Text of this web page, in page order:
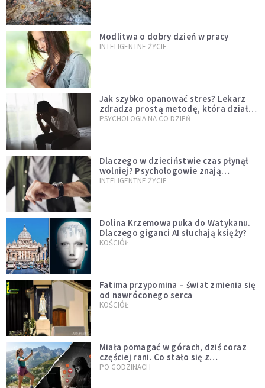
Modlitwa o dobry dzień w pracy
INTELIGENTNE ŻYCIE
Jak szybko opanować stres? Lekarz
zdradza prostą metodę, która działa
od razu
PSYCHOLOGIA NA CO DZIEŃ
Dlaczego w dzieciństwie czas płynął
wolniej? Psychologowie znają
odpowiedź
INTELIGENTNE ŻYCIE
Dolina Krzemowa puka do Watykanu.
Dlaczego giganci AI słuchają księży?
KOŚCIÓŁ
Fatima przypomina – świat zmienia się
od nawróconego serca
KOŚCIÓŁ
Miała pomagać w górach, dziś coraz
częściej rani. Co stało się z
Tatromaniakami?
PO GODZINACH